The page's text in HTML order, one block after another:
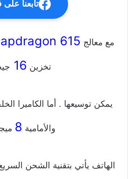
تابعنا
مع معالج 615
تخزين 16
يمكن توسيعها . أما الكاميرا
والأمامية 8
الهاتف يأتي بتقنية الشحن